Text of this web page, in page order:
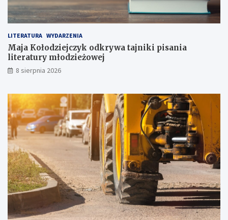
i
!
LITERATURA WYDARZENIA
Maja Kołodziejczyk odkrywa tajniki pisania
literatury młodzieżowej
8 sierpnia 2026